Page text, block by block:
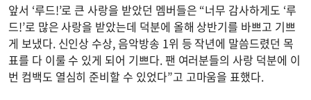
앞서 ‘루드!’로 큰 사랑을 받았던 멤버들은 “너무 감사하게도 ‘루
드!’로 많은 사랑을 받았는데 덕분에 올해 상반기를 바쁘고 기쁘
게 보냈다. 신인상 수상, 음악방송 1위 등 작년에 말씀드렸던 목
표를 다 이룰 수 있게 되어 기쁘다. 팬 여러분들의 사랑 덕분에 이
번 컴백도 열심히 준비할 수 있었다”고 고마움을 표했다.